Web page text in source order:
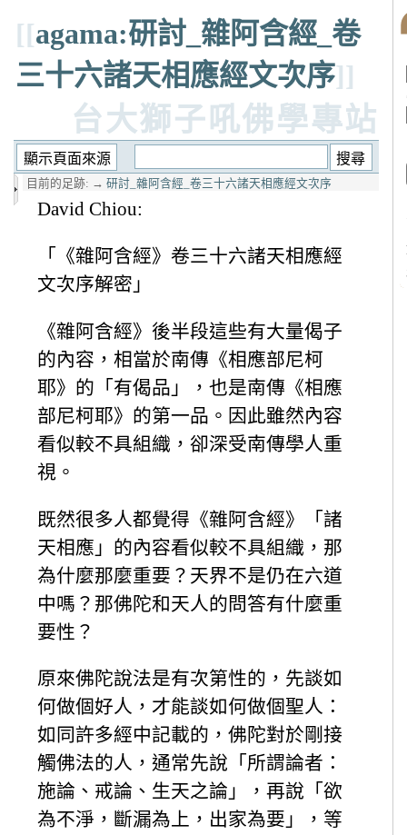
[[agama:研討_雜阿含經_卷
三十六諸天相應經文次序]]
台大獅子吼佛學專站
目前的足跡: → 研討_雜阿含經_卷三十六諸天相應經文次序
David Chiou:
「《雜阿含經》卷三十六諸天相應經
文次序解密」
《雜阿含經》後半段這些有大量偈子
的內容，相當於南傳《相應部尼柯
耶》的「有偈品」，也是南傳《相應
部尼柯耶》的第一品。因此雖然內容
看似較不具組織，卻深受南傳學人重
視。
既然很多人都覺得《雜阿含經》「諸
天相應」的內容看似較不具組織，那
為什麼那麼重要？天界不是仍在六道
中嗎？那佛陀和天人的問答有什麼重
要性？
原來佛陀說法是有次第性的，先談如
何做個好人，才能談如何做個聖人：
如同許多經中記載的，佛陀對於剛接
觸佛法的人，通常先說「所謂論者：
施論、戒論、生天之論」，再說「欲
為不淨，斷漏為上，出家為要」，等